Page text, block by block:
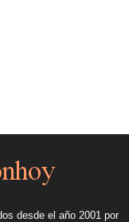
desde el año 2001 por